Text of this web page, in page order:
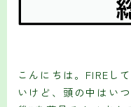
こんにちは。FIREし
いけど、頭の中はい